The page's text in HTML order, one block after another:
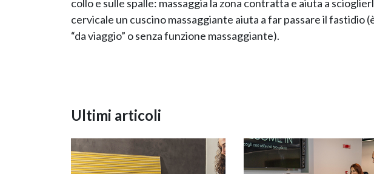
collo e sulle spalle: massaggia la zona contratta e aiuta a
cervicale un cuscino massaggiante aiuta a far passare il fastidio
“da viaggio” o senza funzione massaggiante).
Ultimi articoli